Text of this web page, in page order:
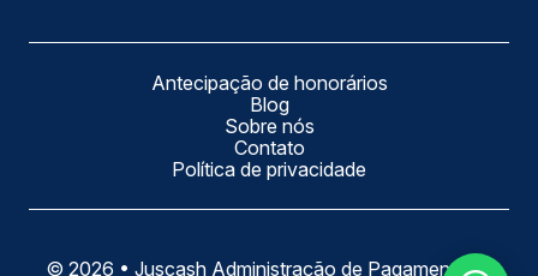
Antecipação de honorários
Blog
Sobre nós
Contato
Política de privacidade
© 2026 • Juscash Administração de Pagamentos e